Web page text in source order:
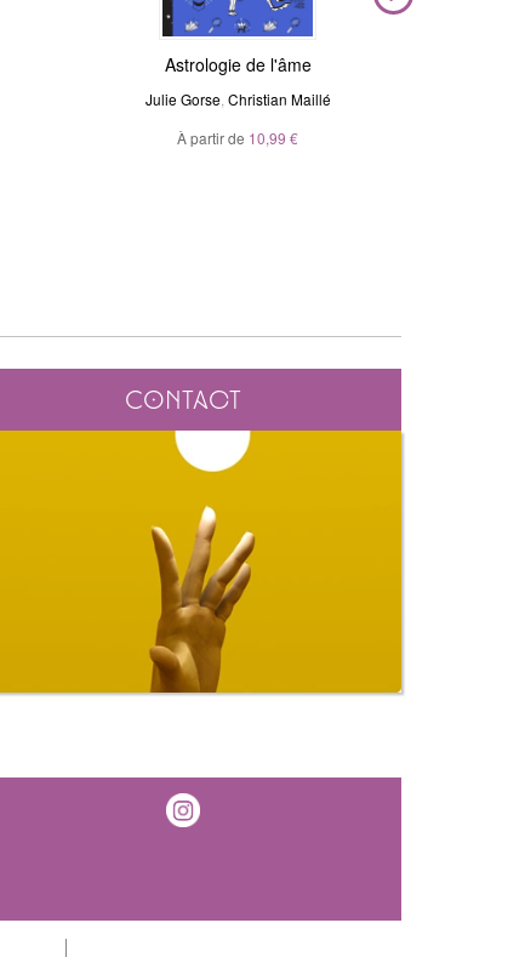
Magic Stickers - Céleste
André Sanchez
20,00 €
Astrologie de l'âme
Julie Gorse Christian Maillé
À partir de 10,99 €
Contact